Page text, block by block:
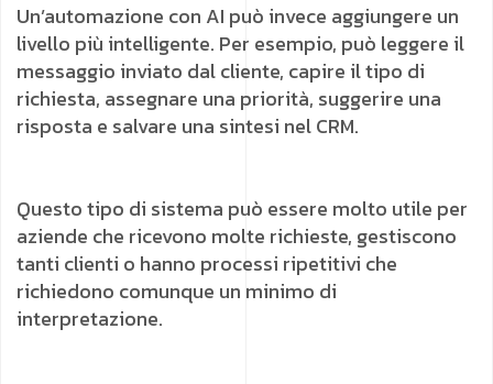
Un’automazione con AI può invece aggiungere un
livello più intelligente. Per esempio, può leggere il
messaggio inviato dal cliente, capire il tipo di
richiesta, assegnare una priorità, suggerire una
risposta e salvare una sintesi nel CRM.
Questo tipo di sistema può essere molto utile per
aziende che ricevono molte richieste, gestiscono
tanti clienti o hanno processi ripetitivi che
richiedono comunque un minimo di
interpretazione.